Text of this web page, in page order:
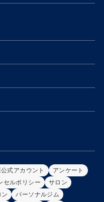
式アカウント
アンケート
セルポリシー
サロン
パーソナルジム